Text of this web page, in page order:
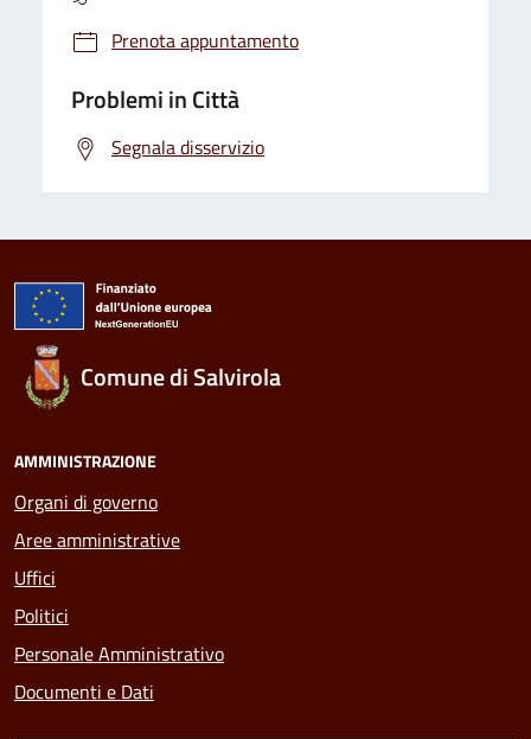
Prenota appuntamento
Problemi in Città
Segnala disservizio
Comune di Salvirola
AMMINISTRAZIONE
Organi di governo
Aree amministrative
Uffici
Politici
Personale Amministrativo
Documenti e Dati